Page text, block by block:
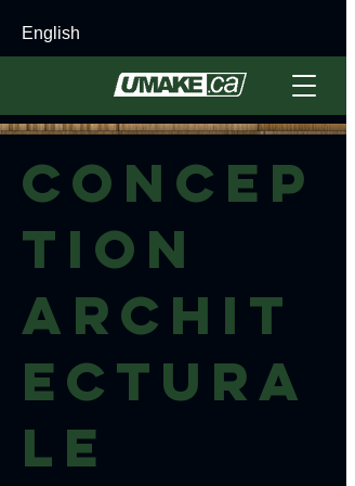
English
Concep
tion
archit
ectura
le